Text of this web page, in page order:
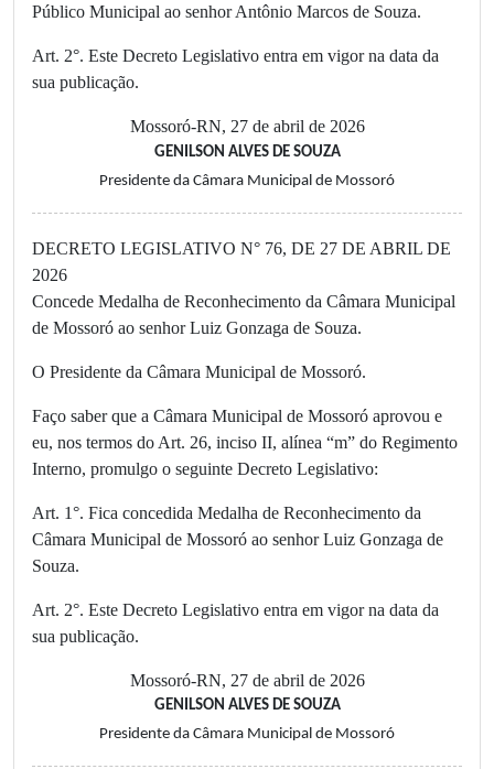
Público Municipal ao senhor Antônio Marcos de Souza.
Art. 2°. Este Decreto Legislativo entra em vigor na data da
sua publicação.
Mossoró-RN, 27 de abril de 2026
GENILSON ALVES DE SOUZA
Presidente da Câmara Municipal de Mossoró
DECRETO LEGISLATIVO N° 76, DE 27 DE ABRIL DE
2026
Concede Medalha de Reconhecimento da Câmara Municipal
de Mossoró ao senhor Luiz Gonzaga de Souza.
O Presidente da Câmara Municipal de Mossoró.
Faço saber que a Câmara Municipal de Mossoró aprovou e
eu, nos termos do Art. 26, inciso II, alínea “m” do Regimento
Interno, promulgo o seguinte Decreto Legislativo:
Art. 1°. Fica concedida Medalha de Reconhecimento da
Câmara Municipal de Mossoró ao senhor Luiz Gonzaga de
Souza.
Art. 2°. Este Decreto Legislativo entra em vigor na data da
sua publicação.
Mossoró-RN, 27 de abril de 2026
GENILSON ALVES DE SOUZA
Presidente da Câmara Municipal de Mossoró